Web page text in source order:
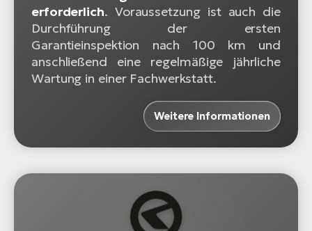
erforderlich. Voraussetzung ist auch die
Durchführung der ersten
Garantieinspektion nach 100 km und
anschließend eine regelmäßige jährliche
Wartung in einer Fachwerkstatt.
Weitere Informationen